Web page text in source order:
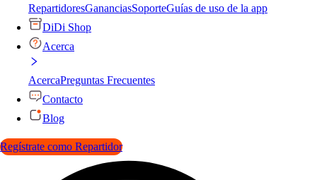
RepartidoresGananciasSoporteGuías de uso de la app
DiDi Shop
Acerca
AcercaPreguntas Frecuentes
Contacto
Blog
Regístrate como Repartidor